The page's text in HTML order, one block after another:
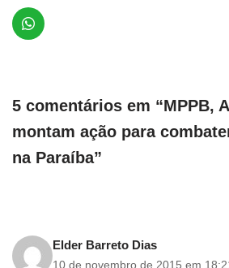
5 comentários em “MPPB,
montam ação para
na Paraíba”
Elder Barreto Dias
10 de novembro de 2015 em